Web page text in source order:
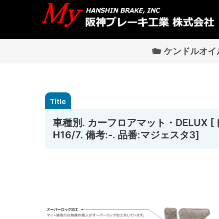
ケンドルオイ
車種別. カーフロアマット・DELUX
H16/7. 備考:-. 品番:マジェスタ3]